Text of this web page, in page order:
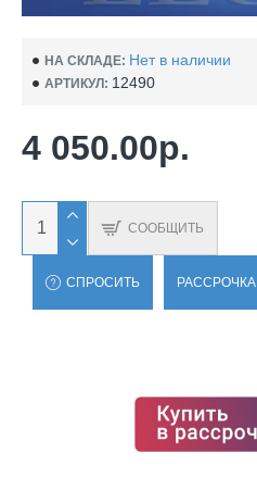
НА СКЛАДЕ: Нет в наличии
АРТИКУЛ: 12490
4 050.00р.
СООБЩИТЬ
СПРОСИТЬ РАССРОЧКА